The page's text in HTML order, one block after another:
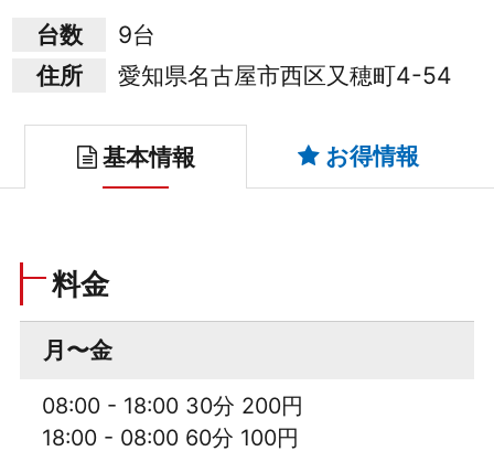
台数
9台
住所
愛知県名古屋市西区又穂町4-54
基本情報 お得情報
料金
月〜金
08:00 - 18:00 30分 200円
18:00 - 08:00 60分 100円